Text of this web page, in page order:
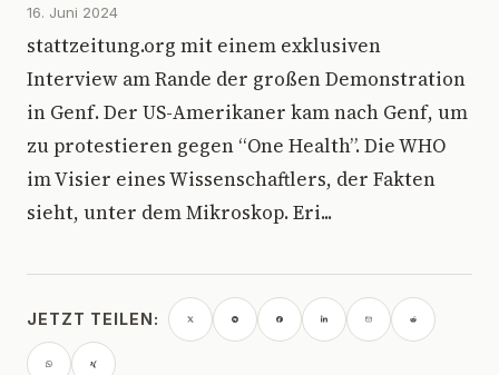
16. Juni 2024
stattzeitung.org mit einem exklusiven
Interview am Rande der großen Demonstration
in Genf. Der US-Amerikaner kam nach Genf, um
zu protestieren gegen “One Health”. Die WHO
im Visier eines Wissenschaftlers, der Fakten
sieht, unter dem Mikroskop. Eri...
JETZT TEILEN: